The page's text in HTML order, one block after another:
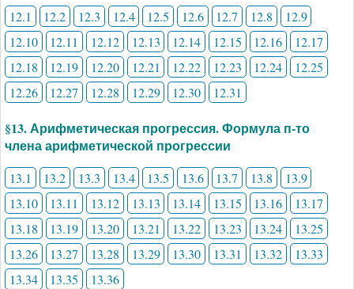
12.1 12.2 12.3 12.4 12.5 12.6 12.7 12.8
12.9
12.10
12.11 12.12 12.13 12.14 12.15 12.16
12.17
12.18
12.19 12.20 12.21 12.22 12.23 12.24
12.25
12.26
12.27 12.28 12.29 12.30 12.31
§13. Арифметическая прогрессия. Формула п-то
члена арифметической прогрессии
13.1 13.2 13.3 13.4 13.5 13.6 13.7 13.8
13.9
13.10
13.11 13.12 13.13 13.14 13.15 13.16
13.17
13.18
13.19 13.20 13.21 13.22 13.23 13.24
13.25
13.26
13.27 13.28 13.29 13.30 13.31 13.32
13.33
13.34
13.35 13.36